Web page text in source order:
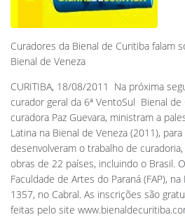
Curadores da Bienal de Curitiba falam
Bienal de Veneza
CURITIBA, 18/08/2011  Na próxima
curador geral da 6ª VentoSul  Bienal
curadora Paz Guevara, ministram a
Latina na Bienal de Veneza (2011),
desenvolveram o trabalho de
obras de 22 países, incluindo o Brasil.
Faculdade de Artes do Paraná (FAP),
1357, no Cabral. As inscrições são
feitas pelo site